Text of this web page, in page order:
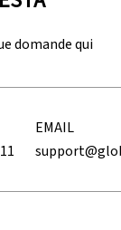
domande qui
EMAIL